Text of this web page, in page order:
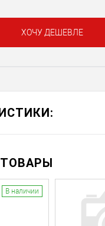
ХОЧУ ДЕШЕВЛЕ
В наличии